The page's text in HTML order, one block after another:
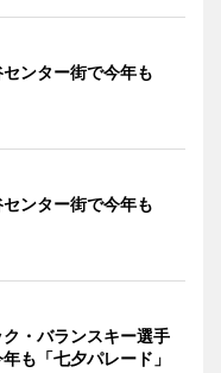
ンター街で今年も
ンター街で今年も
・バランスキー選手
も「七夕パレード」